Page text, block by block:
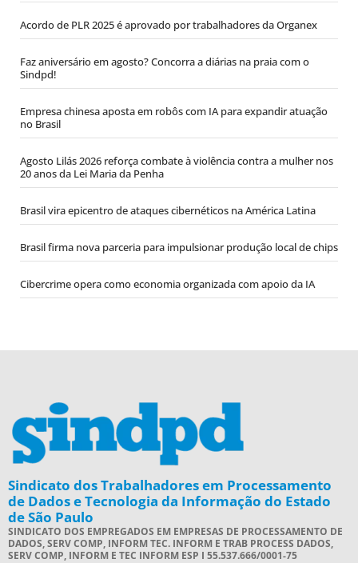
Acordo de PLR 2025 é aprovado por trabalhadores da Organex
Faz aniversário em agosto? Concorra a diárias na praia com o
Sindpd!
Empresa chinesa aposta em robôs com IA para expandir atuação
no Brasil
Agosto Lilás 2026 reforça combate à violência contra a mulher nos
20 anos da Lei Maria da Penha
Brasil vira epicentro de ataques cibernéticos na América Latina
Brasil firma nova parceria para impulsionar produção local de chips
Cibercrime opera como economia organizada com apoio da IA
Sindicato dos Trabalhadores em Processamento
de Dados e Tecnologia da Informação do Estado
de São Paulo
SINDICATO DOS EMPREGADOS EM EMPRESAS DE PROCESSAMENTO DE
DADOS, SERV COMP, INFORM TEC. INFORM E TRAB PROCESS DADOS,
SERV COMP, INFORM E TEC INFORM ESP I 55.537.666/0001-75